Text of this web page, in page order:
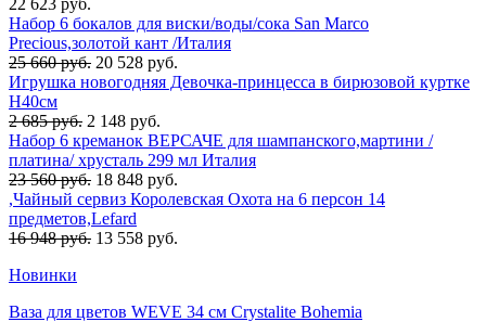
22 623 руб.
Набор 6 бокалов для виски/воды/сока San Marco
Precious,золотой кант /Италия
25 660 руб. 20 528 руб.
Игрушка новогодняя Девочка-принцесса в бирюзовой куртке
H40см
2 685 руб. 2 148 руб.
Набор 6 креманок ВЕРСАЧЕ для шампанского,мартини /
платина/ хрусталь 299 мл Италия
23 560 руб. 18 848 руб.
,Чайный сервиз Королевская Охота на 6 персон 14
предметов,Lefard
16 948 руб. 13 558 руб.
Новинки
Ваза для цветов WEVE 34 см Crystalite Bohemia